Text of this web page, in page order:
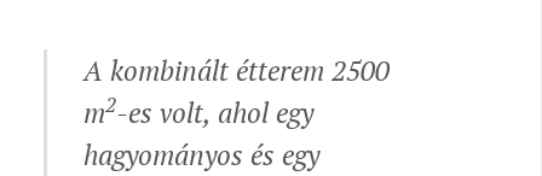
A kombinált étterem 2500
m2-es volt, ahol egy
hagyományos és egy